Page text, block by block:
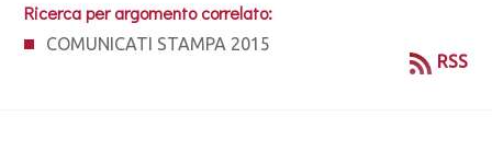
Ricerca per argomento correlato:
COMUNICATI STAMPA 2015
RSS